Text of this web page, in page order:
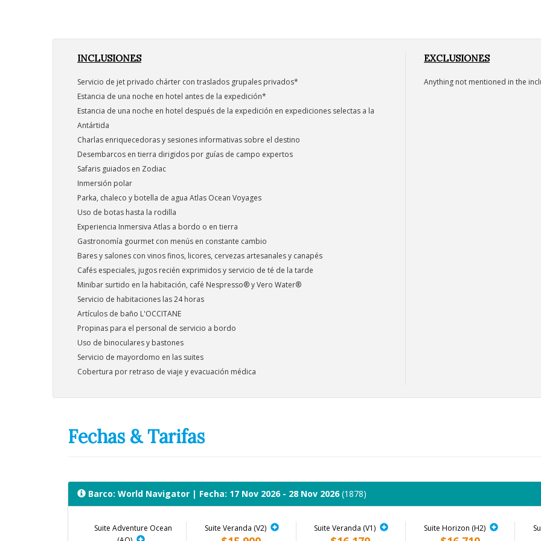
INCLUSIONES
Servicio de jet privado chárter con traslados grupales privados*
Estancia de una noche en hotel antes de la expedición*
Estancia de una noche en hotel después de la expedición en expediciones selectas a la
Antártida
Charlas enriquecedoras y sesiones informativas sobre el destino
Desembarcos en tierra dirigidos por guías de campo expertos
Safaris guiados en Zodiac
Inmersión polar
Parka, chaleco y botella de agua Atlas Ocean Voyages
Uso de botas hasta la rodilla
Experiencia Inmersiva Atlas a bordo o en tierra
Gastronomía gourmet con menús en constante cambio
Bares y salones con vinos finos, licores, cervezas artesanales y canapés
Cafés especiales, jugos recién exprimidos y servicio de té de la tarde
Minibar surtido en la habitación, café Nespresso® y Vero Water®
Servicio de habitaciones las 24 horas
Artículos de baño L'OCCITANE
Propinas para el personal de servicio a bordo
Uso de binoculares y bastones
Servicio de mayordomo en las suites
Cobertura por retraso de viaje y evacuación médica
EXCLUSIONES
Anything not mentioned in the
Fechas & Tarifas
Barco: World Navigator | Fecha: 17 Nov 2026 - 28 Nov 2026(1878)
Suite Adventure Ocean
Suite Veranda (V2) Suite Veranda (V1) Suite Horizon (H2)